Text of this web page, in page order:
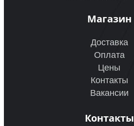
Магазин
Доставка
Оплата
Цены
Контакты
Вакансии
Контакты